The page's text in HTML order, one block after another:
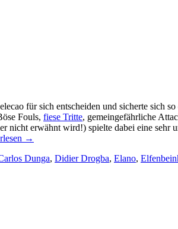
für sich entscheiden und sicherte sich
Fouls, fiese Tritte, gemeingefährliche
nicht erwähnt wird!) spielte dabei eine
→
Dunga, Didier Drogba, Elano,